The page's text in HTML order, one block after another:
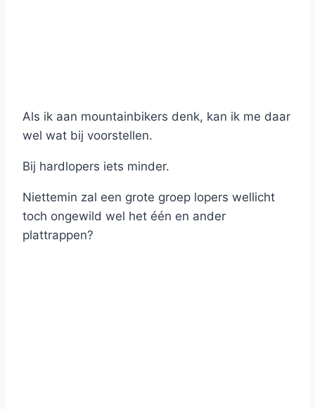
Als ik aan mountainbikers denk, kan ik me daar
wel wat bij voorstellen.
Bij hardlopers iets minder.
Niettemin zal een grote groep lopers wellicht
toch ongewild wel het één en ander
plattrappen?